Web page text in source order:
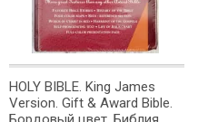
HOLY BIBLE. King James
Version. Gift & Award Bible.